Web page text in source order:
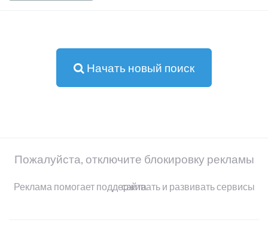
Начать новый поиск
Пожалуйста, отключите блокировку рекламы
Реклама помогает поддерживать и развивать сервисы сайта